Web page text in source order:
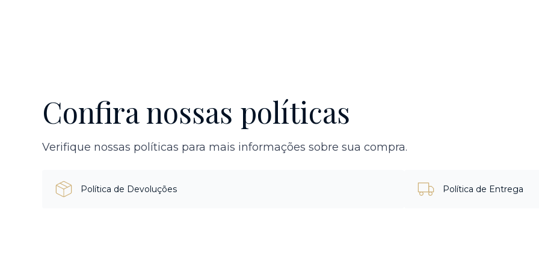
Confira nossas políticas
Verifique nossas políticas para mais informações sobre sua compra.
Política de Devoluções Política de Entrega